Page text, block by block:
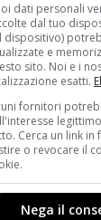
dati personali
dal tuo
dispositivo)
e
sito. Noi e i
esatti.
fornitori
Cerca un link
o revocare il
Nega il